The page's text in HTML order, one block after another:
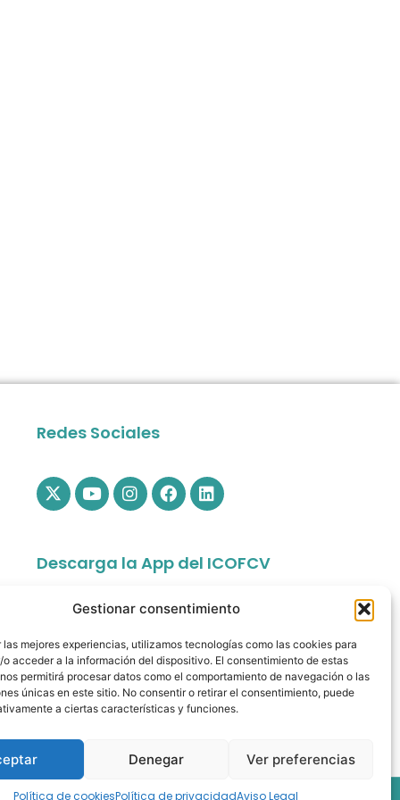
Gestionar consentimiento
las mejores experiencias, utilizamos tecnologías como las cookies para
o acceder a la información del dispositivo. El consentimiento de estas
permitirá procesar datos como el comportamiento de navegación o las
únicas en este sitio. No consentir o retirar el consentimiento, puede
a ciertas características y funciones.
Denegar Ver preferencias
Política de cookiesPolítica de privacidadAviso Legal
Redes Sociales
Descarga la App del ICOFCV
app.colfisiocv.com
All rights reserved.